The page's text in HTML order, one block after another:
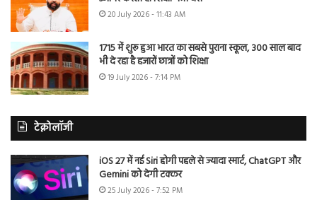
20 July 2026 - 11:43 AM
1715 में शुरू हुआ भारत का सबसे पुराना स्कूल, 300 साल बाद
भी दे रहा है हजारों छात्रों को शिक्षा
19 July 2026 - 7:14 PM
टेक्नोलॉजी
iOS 27 में नई Siri होगी पहले से ज्यादा स्मार्ट, ChatGPT और
Gemini को देगी टक्कर
25 July 2026 - 7:52 PM